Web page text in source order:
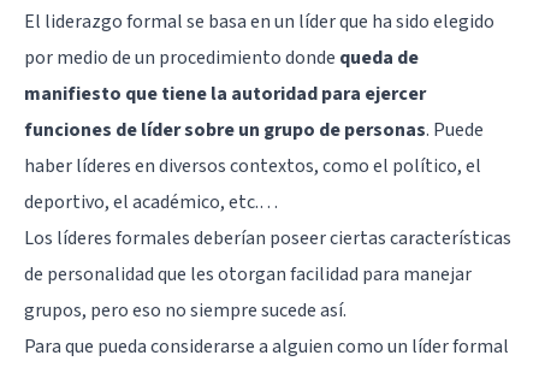
El liderazgo formal se basa en un líder que ha sido elegido
por medio de un procedimiento donde queda de
manifiesto que tiene la autoridad para ejercer
funciones de líder sobre un grupo de personas. Puede
haber líderes en diversos contextos, como el político, el
deportivo, el académico, etc.…
Los líderes formales deberían poseer ciertas características
de personalidad que les otorgan facilidad para manejar
grupos, pero eso no siempre sucede así.
Para que pueda considerarse a alguien como un líder formal